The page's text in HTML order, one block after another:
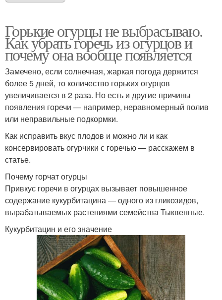
Горькие огурцы не выбрасываю.
Как убрать горечь из огурцов и
почему она вообще появляется
Замечено, если солнечная, жаркая погода держится
более 5 дней, то количество горьких огурцов
увеличивается в 2 раза. Но есть и другие причины
появления горечи — например, неравномерный полив
или неправильные подкормки.
Как исправить вкус плодов и можно ли и как
консервировать огурчики с горечью — расскажем в
статье.
Почему горчат огурцы
Привкус горечи в огурцах вызывает повышенное
содержание кукурбитацина — одного из гликозидов,
вырабатываемых растениями семейства Тыквенные.
Кукурбитацин и его значение